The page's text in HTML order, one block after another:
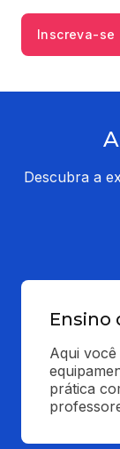
Inscreva-se
Descubra a
Ensino
Aqui
prática